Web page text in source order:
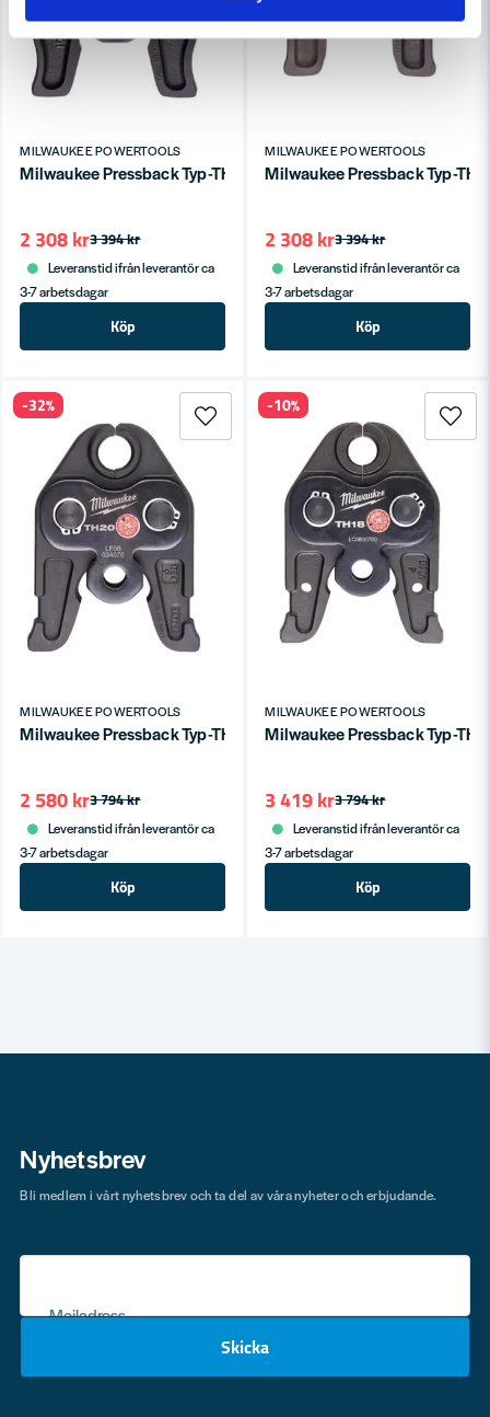
Skicka fråga
MILWAUKEE POWERTOOLS
Milwaukee Pressback Typ-TH M12 Ø25mm
3 394 kr
2 308 kr
Leveranstid ifrån leverantör ca
3-7 arbetsdagar
Köp
MILWAUKEE POWERTOOLS
Milwaukee Pressback Typ-
3 394 kr
2 308 kr
Leveranstid ifrån leverantör ca
3-7 arbetsdagar
Köp
MILWAUKEE POWERTOOLS
Milwaukee Pressback Typ-TH M18 Ø20mm
3 794 kr
2 580 kr
Leveranstid ifrån leverantör ca
3-7 arbetsdagar
Köp
-32%
MILWAUKEE POWERTOOLS
Milwaukee Pressback Typ-TH
3 794 kr
3 419 kr
Leveranstid ifrån leverantör ca
3-7 arbetsdagar
Köp
-10%
Nyhetsbrev
Mejladress
Skicka
Bli medlem i vårt nyhetsbrev och ta del av våra nyheter och erbjudande.